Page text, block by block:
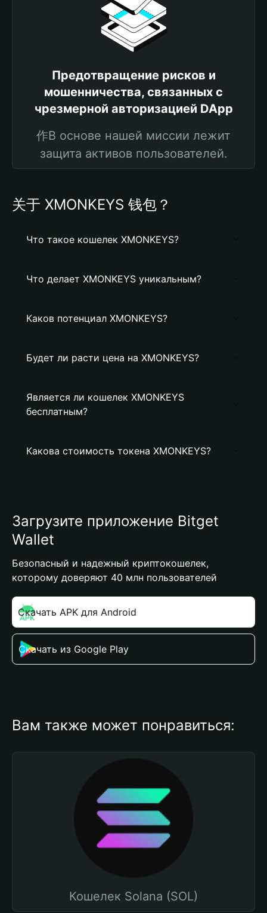
Предотвращение рисков и
мошенничества, связанных с
чрезмерной авторизацией DApp
作В основе нашей миссии лежит
защита активов пользователей.
关于 XMONKEYS 钱包？
Что такое кошелек XMONKEYS?
Что делает XMONKEYS уникальным?
Каков потенциал XMONKEYS?
Будет ли расти цена на XMONKEYS?
Является ли кошелек XMONKEYS
бесплатным?
Какова стоимость токена XMONKEYS?
Загрузите приложение Bitget
Wallet
Безопасный и надежный криптокошелек,
которому доверяют 40 млн пользователей
Скачать APK для Android
Скачать из Google Play
Вам также может понравиться:
Кошелек Solana (SOL)